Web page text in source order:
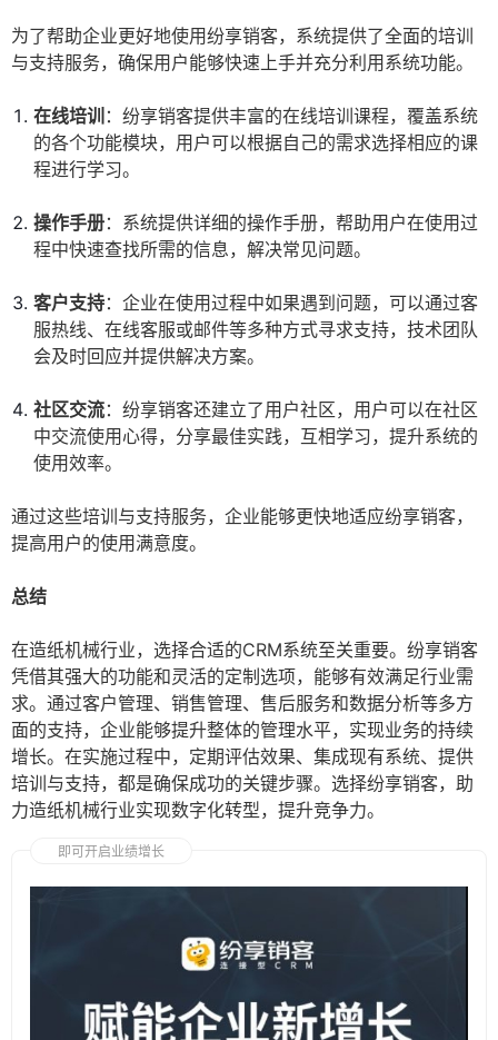
为了帮助企业更好地使用纷享销客，系统提供了全面的培训
与支持服务，确保用户能够快速上手并充分利用系统功能。
在线培训 ：纷享销客提供丰富的在线培训课程，覆盖系统
的各个功能模块，用户可以根据自己的需求选择相应的课
程进行学习。
操作手册：系统提供详细的操作手册，帮助用户在使用过
程中快速查找所需的信息，解决常见问题。
客户支持：企业在使用过程中如果遇到问题，可以通过客
服热线、在线客服或邮件等多种方式寻求支持，技术团队
会及时回应并提供解决方案。
社区交流：纷享销客还建立了用户社区，用户可以在社区
中交流使用心得，分享最佳实践，互相学习，提升系统的
使用效率。
通过这些培训与支持服务，企业能够更快地适应纷享销客，
提高用户的使用满意度。
总结
在造纸机械行业，选择合适的CRM系统至关重要。纷享销客
凭借其强大的功能和灵活的定制选项，能够有效满足行业需
求。通过客户管理、销售管理、售后服务和数据分析等多方
面的支持，企业能够提升整体的管理水平，实现业务的持续
增长。在实施过程中，定期评估效果、集成现有系统、提供
培训与支持，都是确保成功的关键步骤。选择纷享销客，助
力造纸机械行业实现数字化转型，提升竞争力。
即可开启业绩增长